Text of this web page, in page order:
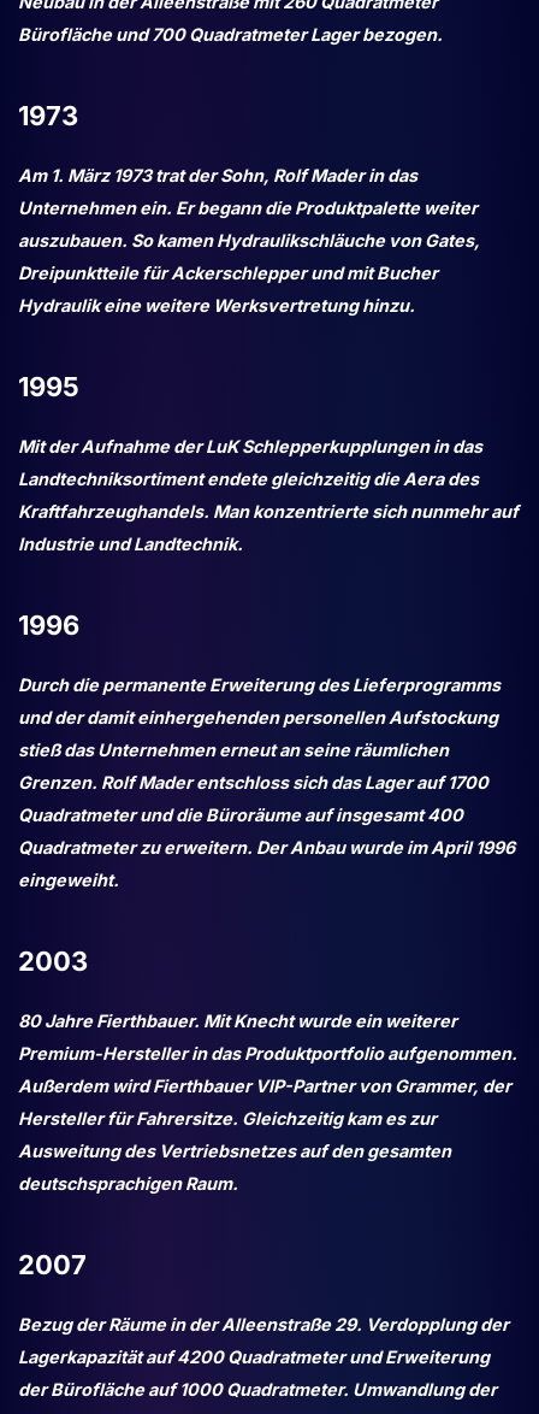
Bürofläche und 700 Quadratmeter Lager bezogen.
1973
Am 1. März 1973 trat der Sohn, Rolf Mader in das
Unternehmen ein. Er begann die Produktpalette weiter
auszubauen. So kamen Hydraulikschläuche von Gates,
Dreipunktteile für Ackerschlepper und mit Bucher
Hydraulik eine weitere Werksvertretung hinzu.
1995
Mit der Aufnahme der LuK Schlepperkupplungen in das
Landtechniksortiment endete gleichzeitig die Aera des
Kraftfahrzeughandels. Man konzentrierte sich nunmehr auf
Industrie und Landtechnik.
1996
Durch die permanente Erweiterung des Lieferprogramms
und der damit einhergehenden personellen Aufstockung
stieß das Unternehmen erneut an seine räumlichen
Grenzen. Rolf Mader entschloss sich das Lager auf 1700
Quadratmeter und die Büroräume auf insgesamt 400
Quadratmeter zu erweitern. Der Anbau wurde im April 1996
eingeweiht.
2003
80 Jahre Fierthbauer. Mit Knecht wurde ein weiterer
Premium-Hersteller in das Produktportfolio aufgenommen.
Außerdem wird Fierthbauer VIP-Partner von Grammer, der
Hersteller für Fahrersitze. Gleichzeitig kam es zur
Ausweitung des Vertriebsnetzes auf den gesamten
deutschsprachigen Raum.
2007
Bezug der Räume in der Alleenstraße 29. Verdopplung der
Lagerkapazität ­auf 4200 Quadratmeter und Erweiterung
der Bürofläche auf 1000 Quadratmeter. Umwandlung der